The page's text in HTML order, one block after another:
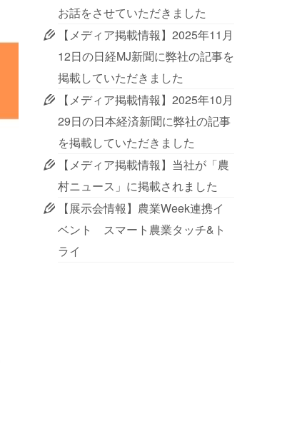
お話をさせていただきました
【メディア掲載情報】2025年11月
12日の日経MJ新聞に弊社の記事を
掲載していただきました
【メディア掲載情報】2025年10月
29日の日本経済新聞に弊社の記事
を掲載していただきました
【メディア掲載情報】当社が「農
村ニュース」に掲載されました
【展示会情報】農業Week連携イ
ベント スマート農業タッチ&ト
ライ